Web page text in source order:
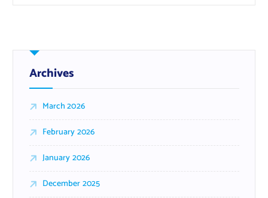
Archives
March 2026
February 2026
January 2026
December 2025